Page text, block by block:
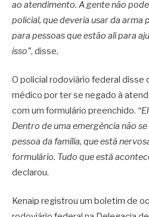
ao atendimento. A gente não
policial, que deveria usar da arma
para pessoas que estão ali para
isso”, disse.
O policial rodoviário federal disse
médico por ter se negado à
com um formulário preenchido.
Dentro de uma emergência não
pessoa da família, que está
formulário. Tudo que está
declarou.
Kenaip registrou um boletim de